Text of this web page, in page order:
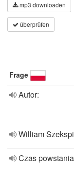
mp3 downloaden
überprüfen
Frage
Autor:
William
Czas